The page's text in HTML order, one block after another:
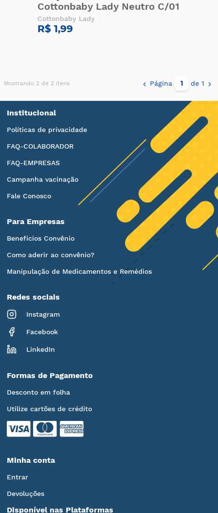
Cottonbaby Lady Neutro C/01
Cottonbaby Lady
R$ 1,99
Mostrando 2 de 2 itens Página de 1
Institucional
Políticas de privacidade
FAQ-COLABORADOR
FAQ-EMPRESAS
Campanha vacinação
Fale Conosco
Para Empresas
Benefícios Convênio
Como aderir ao convênio?
Manipulação de Medicamentos e Remédios
Redes sociais
Instagram
Facebook
LinkedIn
Formas de Pagamento
Desconto em folha
Utilize cartões de crédito
Minha conta
Entrar
Devoluções
Disponível nas Plataformas